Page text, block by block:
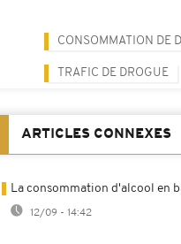
CONSOMMATION DE
TRAFIC DE DROGUE
ARTICLES CONNEXES
La consommation d'alcool en
12/09 - 14:42